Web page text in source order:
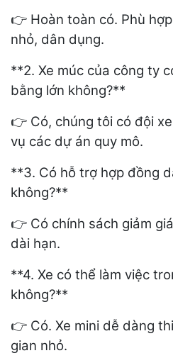
👉 Hoàn toàn có. Phù
nhỏ, dân dụng.
**2. Xe múc của công ty
bằng lớn không?**
👉 Có, chúng tôi có đội
vụ các dự án quy mô.
**3. Có hỗ trợ hợp đồng
không?**
👉 Có chính sách giảm
dài hạn.
**4. Xe có thể làm việc
không?**
👉 Có. Xe mini dễ dàng
gian nhỏ.